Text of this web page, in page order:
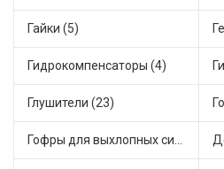
Гайки (5)
Гидрокомпенсаторы (4)
Глушители (23)
Гофры для выхлопных систем (9)